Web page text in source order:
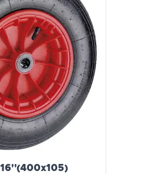
16''(400x105)